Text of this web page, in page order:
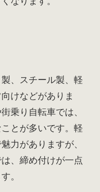
、スチール製、軽
けなどがありま
乗り自転車では、
とが多いです。軽
力がありますが、
、締め付けが一点
。